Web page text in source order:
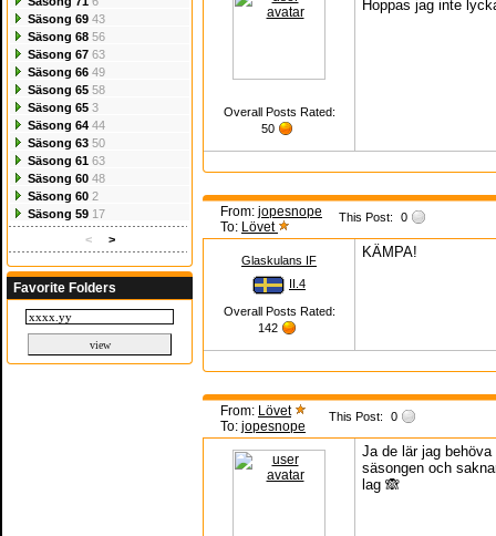
Säsong 69 43
Säsong 68 56
Säsong 67 63
Säsong 66 49
Säsong 65 58
Säsong 65 3
Säsong 64 44
Säsong 63 50
Säsong 61 63
Säsong 60 48
Säsong 60 2
Säsong 59 17
<
>
Favorite Folders
Overall Posts Rated:
50
Hoppas jag inte
From: jopesnope
To: Lövet
This Post: 0
Glaskulans IF
II.4
Overall Posts Rated:
142
KÄMPA!
From: Lövet
To: jopesnope
This Post: 0
Ja de lär jag
säsongen och
lag 🙈